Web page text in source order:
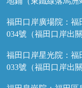
福田口岸廣場院：福
034號（福田口岸出
福田口岸星光院：福
033號（福田口岸出